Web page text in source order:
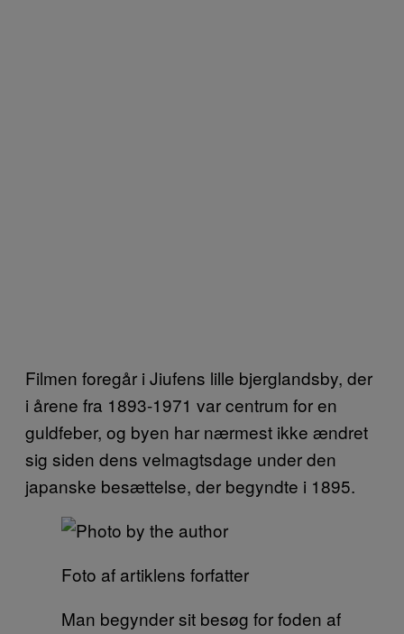
Filmen foregår i Jiufens lille bjerglandsby, der
i årene fra 1893-1971 var centrum for en
guldfeber, og byen har nærmest ikke ændret
sig siden dens velmagtsdage under den
japanske besættelse, der begyndte i 1895.
Foto af artiklens forfatter
Man begynder sit besøg for foden af